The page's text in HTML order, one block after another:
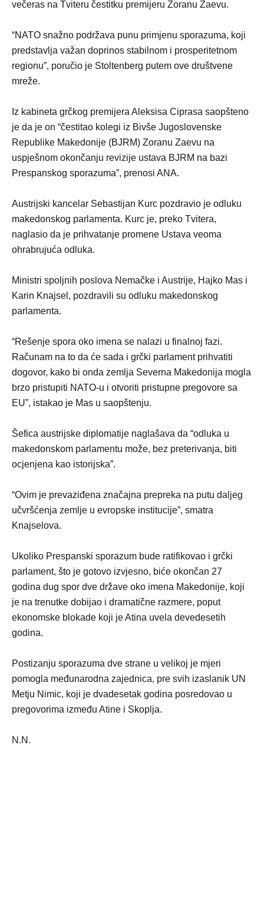
večeras na Tviteru čestitku premijeru Zoranu Zaevu.
“NATO snažno podržava punu primjenu sporazuma, koji
predstavlja važan doprinos stabilnom i prosperitetnom
regionu”, poručio je Stoltenberg putem ove društvene
mreže.
Iz kabineta grčkog premijera Aleksisa Ciprasa saopšteno
je da je on “čestitao kolegi iz Bivše Jugoslovenske
Republike Makedonije (BJRM) Zoranu Zaevu na
uspješnom okončanju revizije ustava BJRM na bazi
Prespanskog sporazuma”, prenosi ANA.
Austrijski kancelar Sebastijan Kurc pozdravio je odluku
makedonskog parlamenta. Kurc je, preko Tvitera,
naglasio da je prihvatanje promene Ustava veoma
ohrabrujuća odluka.
Ministri spoljnih poslova Nemačke i Austrije, Hajko Mas i
Karin Knajsel, pozdravili su odluku makedonskog
parlamenta.
“Rešenje spora oko imena se nalazi u finalnoj fazi.
Računam na to da će sada i grčki parlament prihvatiti
dogovor, kako bi onda zemlja Severna Makedonija mogla
brzo pristupiti NATO-u i otvoriti pristupne pregovore sa
EU”, istakao je Mas u saopštenju.
Šefica austrijske diplomatije naglašava da “odluka u
makedonskom parlamentu može, bez preterivanja, biti
ocjenjena kao istorijska”.
“Ovim je prevaziđena značajna prepreka na putu daljeg
učvršćenja zemlje u evropske institucije”, smatra
Knajselova.
Ukoliko Prespanski sporazum bude ratifikovao i grčki
parlament, što je gotovo izvjesno, biće okončan 27
godina dug spor dve države oko imena Makedonije, koji
je na trenutke dobijao i dramatične razmere, poput
ekonomske blokade koji je Atina uvela devedesetih
godina.
Postizanju sporazuma dve strane u velikoj je mjeri
pomogla međunarodna zajednica, pre svih izaslanik UN
Metju Nimic, koji je dvadesetak godina posredovao u
pregovorima između Atine i Skoplja.
N.N.